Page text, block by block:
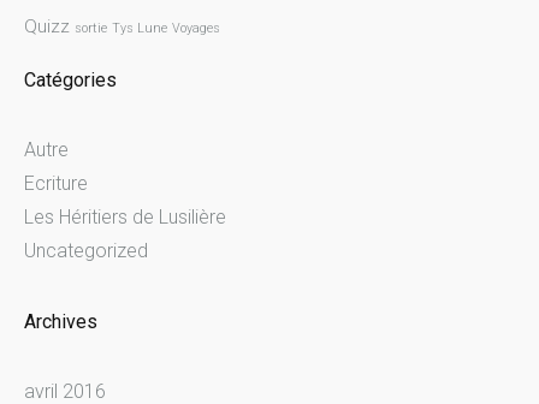
Quizz sortie Tys Lune Voyages
Catégories
Autre
Ecriture
Les Héritiers de Lusilière
Uncategorized
Archives
avril 2016